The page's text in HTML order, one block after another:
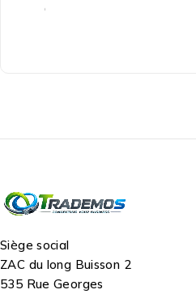
Gaine de câble LSZH
Siège social
ZAC du long Buisson 2
535 Rue Georges